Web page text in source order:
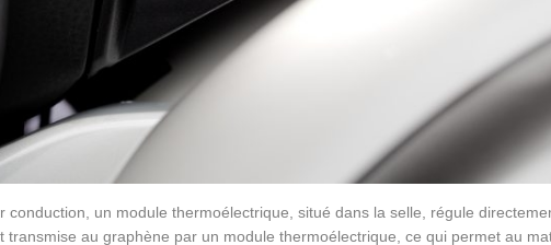
conduction, un module thermoélectrique, situé dans la selle, régule
transmise au graphène par un module thermoélectrique, ce qui permet au